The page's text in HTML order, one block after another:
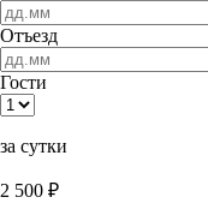
Отъезд
Гости
за сутки
2 500 ₽